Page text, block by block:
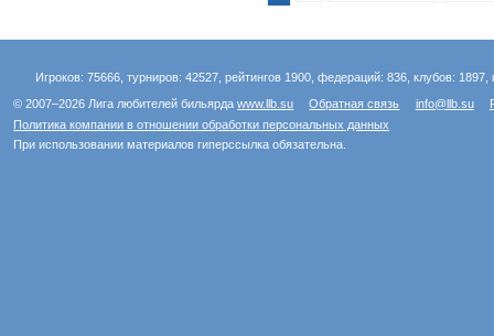
Игроков: 75666, турниров: 42527, рейтингов 1900, федераций: 836, клубов:
© 2007–2026 Лига любителей бильярдаwww.llb.su Обратная связь info@llb.su
Политика компании в отношении обработки персональных данных
При использовании материалов гиперссылка обязательна.